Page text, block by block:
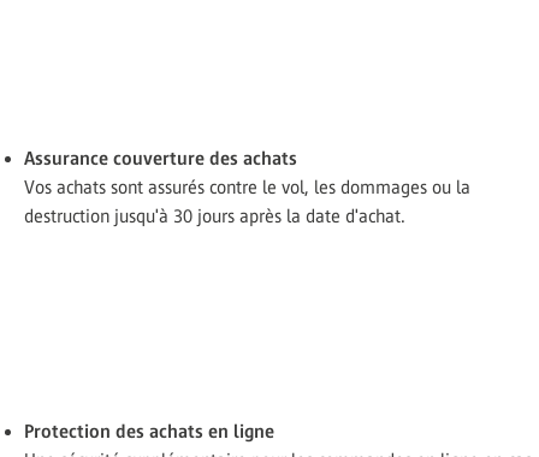
Assurance couverture des achats
Vos achats sont assurés contre le vol, les dommages ou la
destruction jusqu'à 30 jours après la date d'achat.
Protection des achats en ligne